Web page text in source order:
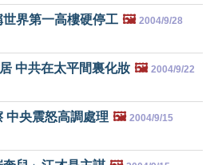
世界第一高樓硬停工 🖼️ 2004/9/28
中共在太平間裏化妝 🖼️ 2004/9/22
中央震怒高調處理 🖼️ 2004/9/15